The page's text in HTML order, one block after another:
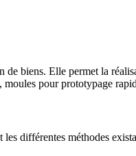
biens. Elle permet la
pour prototypage
différentes méthodes